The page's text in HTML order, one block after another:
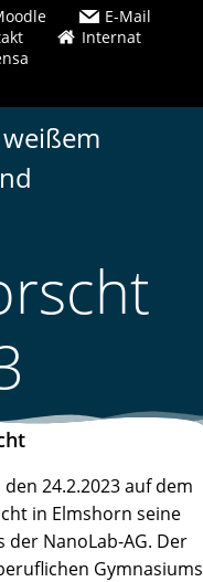
E-Mail
Internat
24.2.2023 auf dem
in Elmshorn seine
NanoLab-AG. Der
Gymnasiums